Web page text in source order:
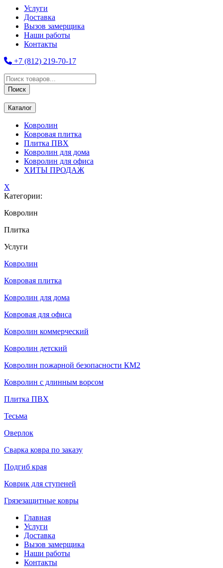
Услуги
Доставка
Вызов замерщика
Наши работы
Контакты
+7 (812) 219-70-17
Поиск
товаров
Поиск
Каталог
Ковролин
Ковровая плитка
Плитка ПВХ
Ковролин для дома
Ковролин для офиса
ХИТЫ ПРОДАЖ
X
Категории:
Ковролин
Плитка
Услуги
Ковролин
Ковровая плитка
Ковролин для дома
Ковровая для офиса
Ковролин коммерческий
Ковролин детский
Ковролин пожарной безопасности КМ2
Ковролин с длинным ворсом
Плитка ПВХ
Тесьма
Оверлок
Сварка ковра по заказу
Подгиб края
Коврик для ступеней
Грязезащитные ковры
Главная
Услуги
Доставка
Вызов замерщика
Наши работы
Контакты